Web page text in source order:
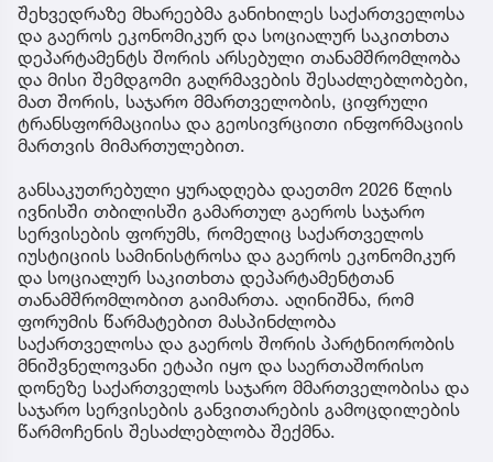
შეხვედრაზე მხარეებმა განიხილეს საქართველოსა
და გაეროს ეკონომიკურ და სოციალურ საკითხთა
დეპარტამენტს შორის არსებული თანამშრომლობა
და მისი შემდგომი გაღრმავების შესაძლებლობები,
მათ შორის, საჯარო მმართველობის, ციფრული
ტრანსფორმაციისა და გეოსივრცითი ინფორმაციის
მართვის მიმართულებით.
განსაკუთრებული ყურადღება დაეთმო 2026 წლის
ივნისში თბილისში გამართულ გაეროს საჯარო
სერვისების ფორუმს, რომელიც საქართველოს
იუსტიციის სამინისტროსა და გაეროს ეკონომიკურ
და სოციალურ საკითხთა დეპარტამენტთან
თანამშრომლობით გაიმართა. აღინიშნა, რომ
ფორუმის წარმატებით მასპინძლობა
საქართველოსა და გაეროს შორის პარტნიორობის
მნიშვნელოვანი ეტაპი იყო და საერთაშორისო
დონეზე საქართველოს საჯარო მმართველობისა და
საჯარო სერვისების განვითარების გამოცდილების
წარმოჩენის შესაძლებლობა შექმნა.